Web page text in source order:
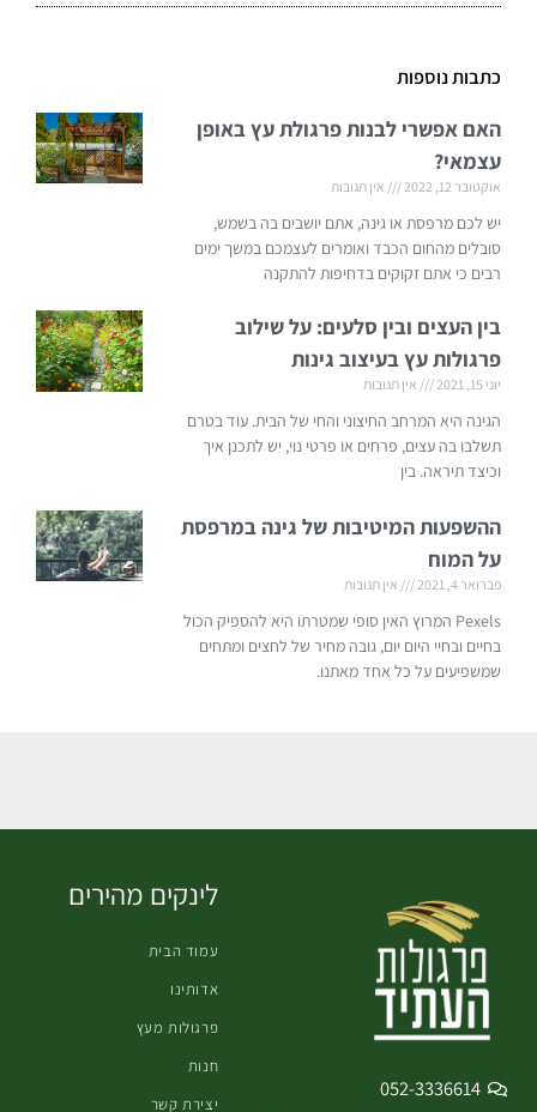
כתבות נוספות
האם אפשרי לבנות פרגולת עץ באופן
עצמאי?
אוקטובר 12, 2022 אין תגובות
יש לכם מרפסת או גינה, אתם יושבים בה בשמש,
סובלים מהחום הכבד ואומרים לעצמכם במשך ימים
רבים כי אתם זקוקים בדחיפות להתקנה
בין העצים ובין סלעים: על שילוב
פרגולות עץ בעיצוב גינות
יוני 15, 2021 אין תגובות
הגינה היא המרחב החיצוני והחי של הבית. עוד בטרם
תשלבו בה עצים, פרחים או פרטי נוי, יש לתכנן איך
וכיצד תיראה. בין
ההשפעות המיטיבות של גינה במרפסת
על המוח
פברואר 4, 2021 אין תגובות
Pexels המרוץ האין סופי שמטרתו היא להספיק הכול
בחיים ובחיי היום יום, גובה מחיר של לחצים ומתחים
שמשפיעים על כל אחד מאתנו.
052-3336614
לינקים מהירים
עמוד הבית
אדותינו
פרגולות מעץ
חנות
יצירת קשר